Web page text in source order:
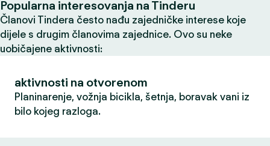
Popularna interesovanja na Tinderu
Članovi Tindera često nađu zajedničke interese koje
dijele s drugim članovima zajednice. Ovo su neke
uobičajene aktivnosti:
aktivnosti na otvorenom
Planinarenje, vožnja bicikla, šetnja, boravak vani iz
bilo kojeg razloga.